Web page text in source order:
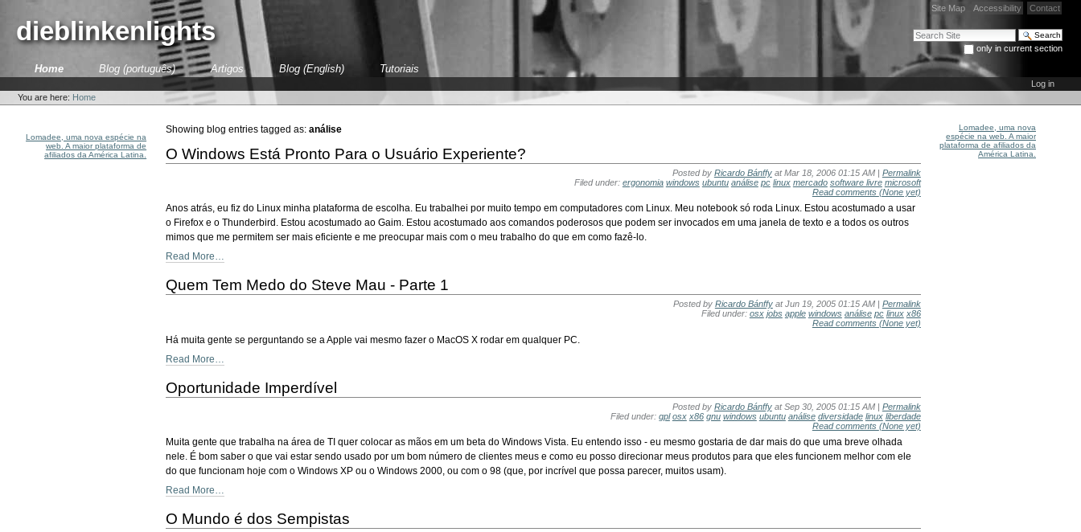
content.
Site Map Accessibility Contact
Search Site
only in current section
Advanced Search…
dieblinkenlights
SectionsHome Blog (português) Artigos Blog (English) Tutoriais
tools
Log in
You are here: Home
Lomadee, uma nova espécie na
web. A maior plataforma de
afiliados da América Latina.
Showing blog entries tagged as:análise
O Windows Está Pronto Para o Usuário Experiente?
Posted by Ricardo Bánffy at Mar 18, 2006 01:15 AM | Permalink
Filed under: ergonomia windows ubuntu análise pc linux mercado software livre microsoft
Read comments (None yet)
Anos atrás, eu fiz do Linux minha plataforma de escolha. Eu trabalhei por muito tempo em computadores com Linux. Meu notebook só roda Linux. Estou acostumado a usar
o Firefox e o Thunderbird. Estou acostumado ao Gaim. Estou acostumado aos comandos poderosos que podem ser invocados em uma janela de texto e a todos os outros
mimos que me permitem ser mais eficiente e me preocupar mais com o meu trabalho do que em como fazê-lo.
Read More…
Quem Tem Medo do Steve Mau - Parte 1
Posted by Ricardo Bánffy at Jun 19, 2005 01:15 AM | Permalink
Filed under: osx jobs apple windows análise pc linux x86
Read comments (None yet)
Há muita gente se perguntando se a Apple vai mesmo fazer o MacOS X rodar em qualquer PC.
Read More…
Oportunidade Imperdível
Posted by Ricardo Bánffy at Sep 30, 2005 01:15 AM | Permalink
Filed under: gpl osx x86 gnu windows ubuntu análise diversidade linux liberdade
Read comments (None yet)
Muita gente que trabalha na área de TI quer colocar as mãos em um beta do Windows Vista. Eu entendo isso - eu mesmo gostaria de dar mais do que uma breve olhada
nele. É bom saber o que vai estar sendo usado por um bom número de clientes meus e como eu posso direcionar meus produtos para que eles funcionem melhor com ele
do que funcionam hoje com o Windows XP ou o Windows 2000, ou com o 98 (que, por incrível que possa parecer, muitos usam).
Read More…
O Mundo é dos Sempistas
Lomadee, uma nova
espécie na web. A maior
plataforma de afiliados da
América Latina.